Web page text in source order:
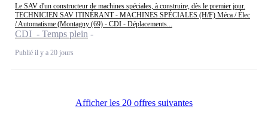
Le SAV d'un constructeur de machines spéciales, à construire, dès le premier jour.
TECHNICIEN SAV ITINÉRANT - MACHINES SPÉCIALES (H/F) Méca / Élec
/ Automatisme (Montagny (69) - CDI - Déplacements...
CDI - Temps plein
Publié il y a 20 jours
Afficher les 20 offres suivantes